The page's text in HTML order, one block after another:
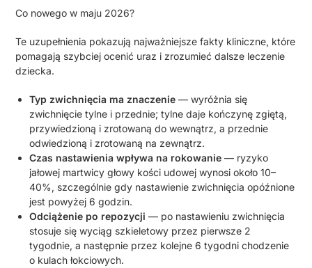
Co nowego w maju 2026?
Te uzupełnienia pokazują najważniejsze fakty kliniczne, które
pomagają szybciej ocenić uraz i zrozumieć dalsze leczenie
dziecka.
Typ zwichnięcia ma znaczenie — wyróżnia się
zwichnięcie tylne i przednie; tylne daje kończynę zgiętą,
przywiedzioną i zrotowaną do wewnątrz, a przednie
odwiedzioną i zrotowaną na zewnątrz.
Czas nastawienia wpływa na rokowanie — ryzyko
jałowej martwicy głowy kości udowej wynosi około 10–
40%, szczególnie gdy nastawienie zwichnięcia opóźnione
jest powyżej 6 godzin.
Odciążenie po repozycji — po nastawieniu zwichnięcia
stosuje się wyciąg szkieletowy przez pierwsze 2
tygodnie, a następnie przez kolejne 6 tygodni chodzenie
o kulach łokciowych.